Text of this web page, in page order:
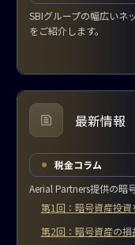
SBIグループの幅広いネ
をご紹介します。
最新情報
税金コラム
Aerial Partners提供の暗
第1回：暗号資産投
第2回：暗号資産の